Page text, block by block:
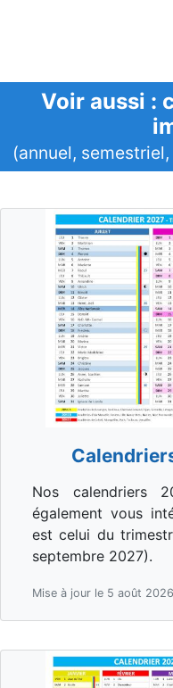
Voir aussi :
(annuel,
Nos calendriers
également vous
est celui du
septembre 2027).
Mise à jour le 5 août